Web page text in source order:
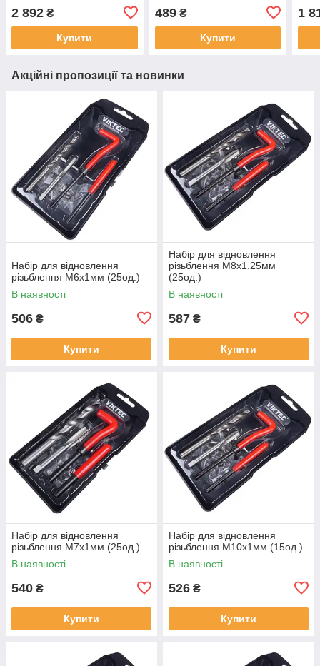
2 892 ₴
Купити
489₴
Купити
1
Акційні пропозиції та новинки
Набір для відновлення
різьблення М6x1мм (25од.)
В наявності
506 ₴
Купити
Набір для відновлення
різьблення М8x1.25мм
(25од.)
В наявності
587 ₴
Купити
Набір для відновлення
різьблення М7x1мм (25од.)
В наявності
540 ₴
Купити
Набір для відновлення
різьблення М10x1мм (15од.)
В наявності
526 ₴
Купити